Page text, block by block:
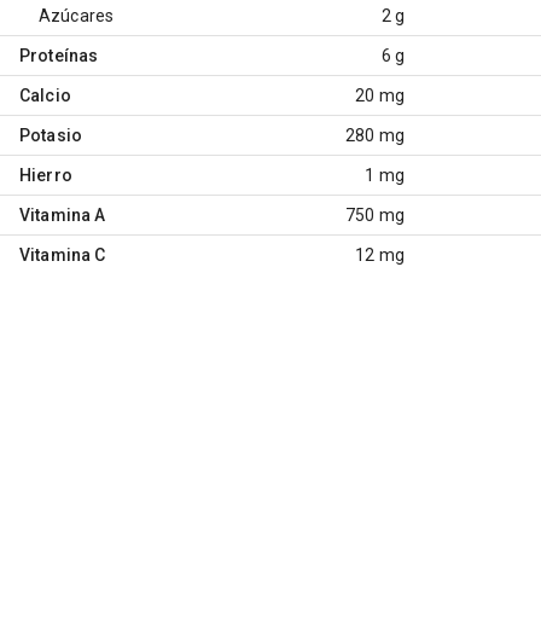
Azúcares 2 g
Proteínas 6 g
Calcio 20 mg
Potasio 280 mg
Hierro 1 mg
Vitamina A 750 mg
Vitamina C 12 mg